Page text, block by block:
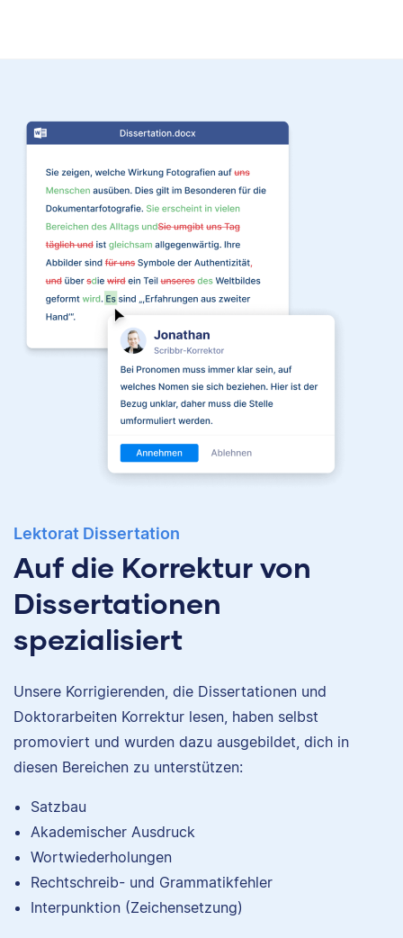
Lektorat Dissertation
Auf die Korrektur von
Dissertationen
spezialisiert
Unsere Korrigierenden, die Dissertationen und
Doktorarbeiten Korrektur lesen, haben selbst
promoviert und wurden dazu ausgebildet, dich in
diesen Bereichen zu unterstützen:
Satzbau
Akademischer Ausdruck
Wortwiederholungen
Rechtschreib- und Grammatikfehler
Interpunktion (Zeichensetzung)
Patrick
I hold a bachelor’s in
English and a master’s
in English. I have over
a decade of
experience editing and
working with academic
to doctoral
published works.
Daniela
Geologie und
Psychologie studiert.
An ihrer Tätigkeit als
PhD-Korrigierende
liebt sie besonders,
dass sie ihrer
studiert, arbeitet als
PhD-Korrektorin für
Scribbr und begeistert